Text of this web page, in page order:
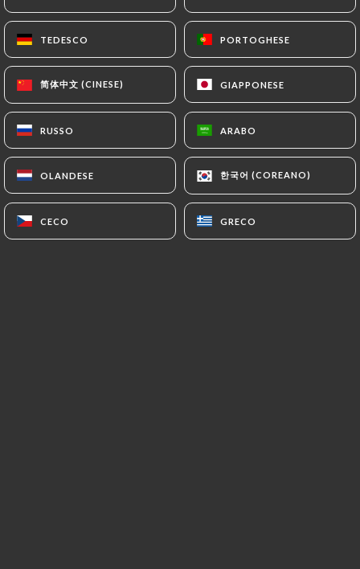
TEDESCO PORTOGHESE
简体中文 (CINESE) GIAPPONESE
RUSSO ARABO
OLANDESE 한국어 (COREANO)
CECO GRECO
PAGINA INIZIALE/GALLERIA
Galleria
TEDESCO PORTOGHESE
简体中文 (CINESE) GIAPPONESE
RUSSO ARABO
OLANDESE 한국어 (COREANO)
CECO GRECO